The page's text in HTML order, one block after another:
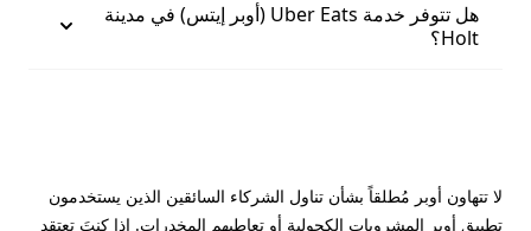
هل تتوفر خدمة Uber Eats (أوبر إيتس) في مدينة
Holt؟
لا تتهاون أوبر مُطلقاً بشأن تناول الشركاء السائقين الذين يستخدمون
تطبيق أوبر المشروبات الكحولية أو تعاطيهم المخدرات. إذا كنتَ تعتقد